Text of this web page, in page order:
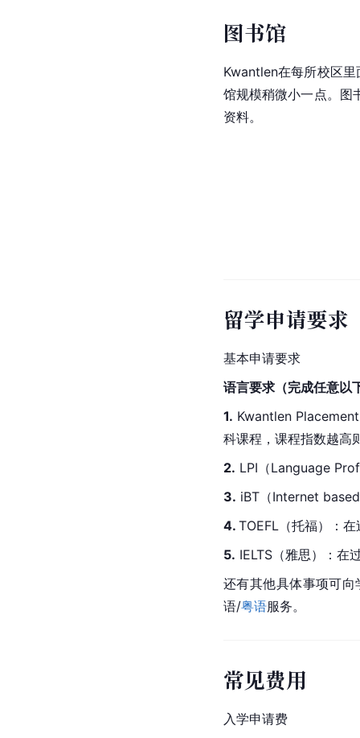
图书馆
Kwantlen在每所校区
馆规模稍微小一点。图
资料。
留学申请要求
基本申请要求
语言要求（完成任意以
1. Kwantlen
科课程，课程指数越高
2. LPI（Language
3. iBT（Internet
4. TOEFL（托福）：
5. IELTS（雅思）：在
还有其他具体事项可
语/粤语服务。
常见费用
入学申请费